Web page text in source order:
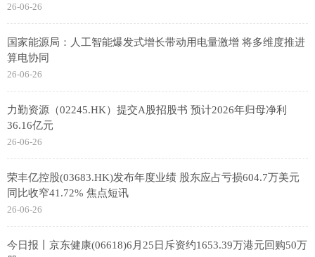
26-06-26
国家能源局：人工智能爆发式增长带动用电量激增 将多维度推进
算电协同
26-06-26
力勤资源（02245.HK）提交A股招股书 预计2026年归母净利
36.16亿元
26-06-26
荣丰亿控股(03683.HK)发布年度业绩 股东应占亏损604.7万美元
同比收窄41.72% 焦点短讯
26-06-26
今日报丨京东健康(06618)6月25日斥资约1653.39万港元回购50万